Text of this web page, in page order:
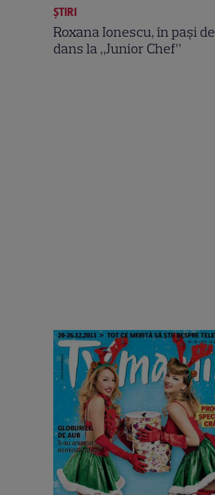
ȘTIRI
Roxana Ionescu, în paşi de
dans la „Junior Chef”